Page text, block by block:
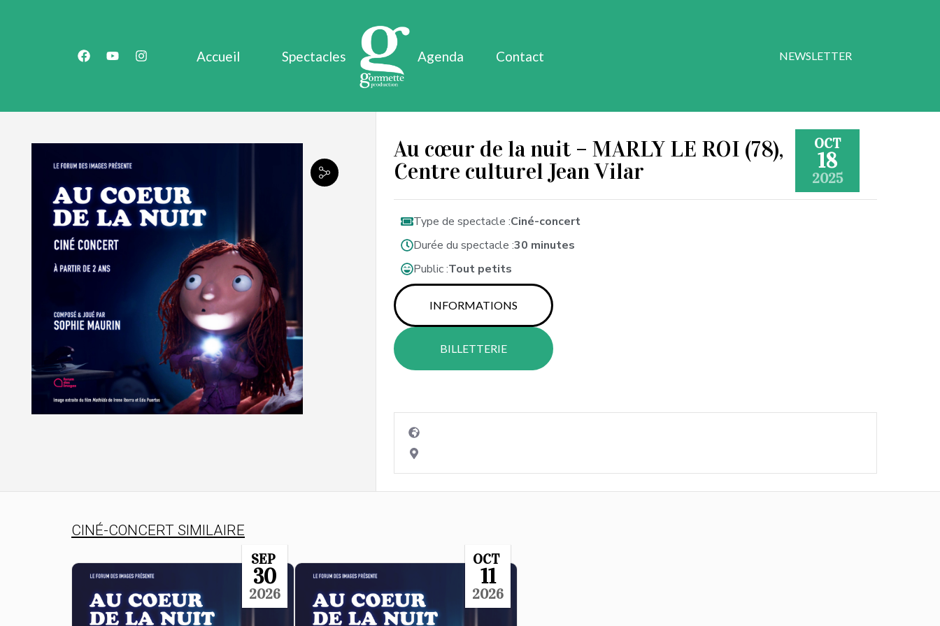
Accueil Spectacles Agenda Contact NEWSLETTER
Au cœur de la nuit – MARLY LE ROI (78),
Centre culturel Jean Vilar
OCT
18
2025
Type de spectacle :Ciné-concert
Durée du spectacle :30 minutes
Public :Tout petits
INFORMATIONS
BILLETTERIE
CINÉ-CONCERT SIMILAIRE
SEP
30
2026
OCT
11
2026